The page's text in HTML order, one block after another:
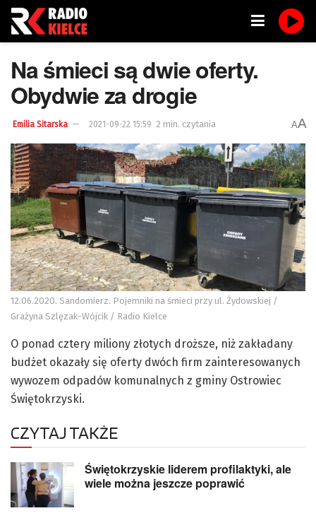
Na śmieci są dwie oferty.
Obydwie za drogie
Emilia Sitarska 2021-09-22 15:59 2 min. czytania AA
12.06.2020. Sandomierz. Pojemniki na śmieci przy ul. Żydowskiej /
Grażyna Szlęzak-Wójcik / Radio Kielce
O ponad cztery miliony złotych droższe, niż zakładany
budżet okazały się oferty dwóch firm zainteresowanych
wywozem odpadów komunalnych z gminy Ostrowiec
Świętokrzyski.
CZYTAJ TAKŻE
Świętokrzyskie liderem profilaktyki, ale
wiele można jeszcze poprawić